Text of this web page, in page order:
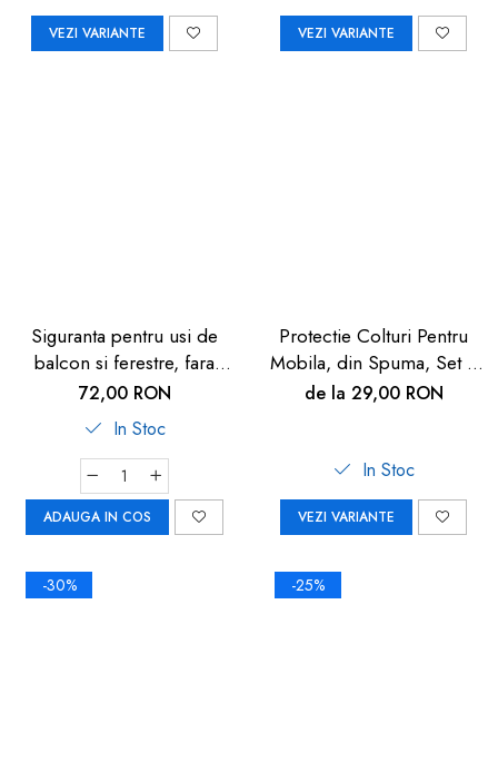
VEZI VARIANTE VEZI VARIANTE
Siguranta pentru usi de
balcon si ferestre, fara
gaurire sau lipire, gri
antracit, Reer WinLock
70021
72,00 RON
In Stoc
ADAUGA IN COS
Protectie Colturi Pentru
Mobila, din Spuma, Set 4
buc
de la 29,00 RON
In Stoc
VEZI VARIANTE
-30% -25%